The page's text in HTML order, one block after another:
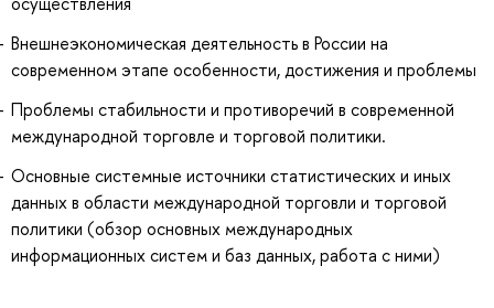
Внешнеэкономическая деятельность в России на
современном этапе особенности, достижения и проблемы
Проблемы стабильности и противоречий в современной
международной торговле и торговой политики.
Основные системные источники статистических и иных
данных в области международной торговли и торговой
политики (обзор основных международных
информационных систем и баз данных, работа с ними)